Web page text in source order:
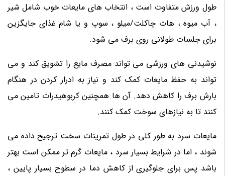
طول ورزش متفاوت است ، انتخاب های مایعات خوب شامل شیر
، آب میوه ، هات چاکلت/میلو ، سوپ و یا شام غذای جایگزین
برای جلسات طولانی روی برف می شود.
نوشیدنی های ورزشی می تواند مصرف مایع را تشویق کند و می
تواند به حفظ مایعات کمک کند و نیاز به ادرار کردن در هنگام
بارش برف را کاهش دهد. آن ها همچنین کربوهیدرات تامین می
کنند تا به نیازهای سوخت کمک کنند.
مایعات سرد به طور کلی در طول تمرینات سخت ترجیح داده می
شوند ، اما در شرایط بسیار سرد ، مایعات گرم تر ممکن است بهتر
باشد پس برای جلوگیری از کاهش دما در سطوح بسیار پایین ،